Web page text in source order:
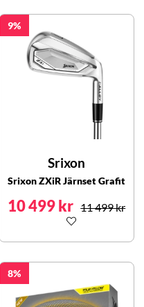
9
Srixon
Srixon ZXiR Järnset Grafit
10 499 kr 11 499 kr
8